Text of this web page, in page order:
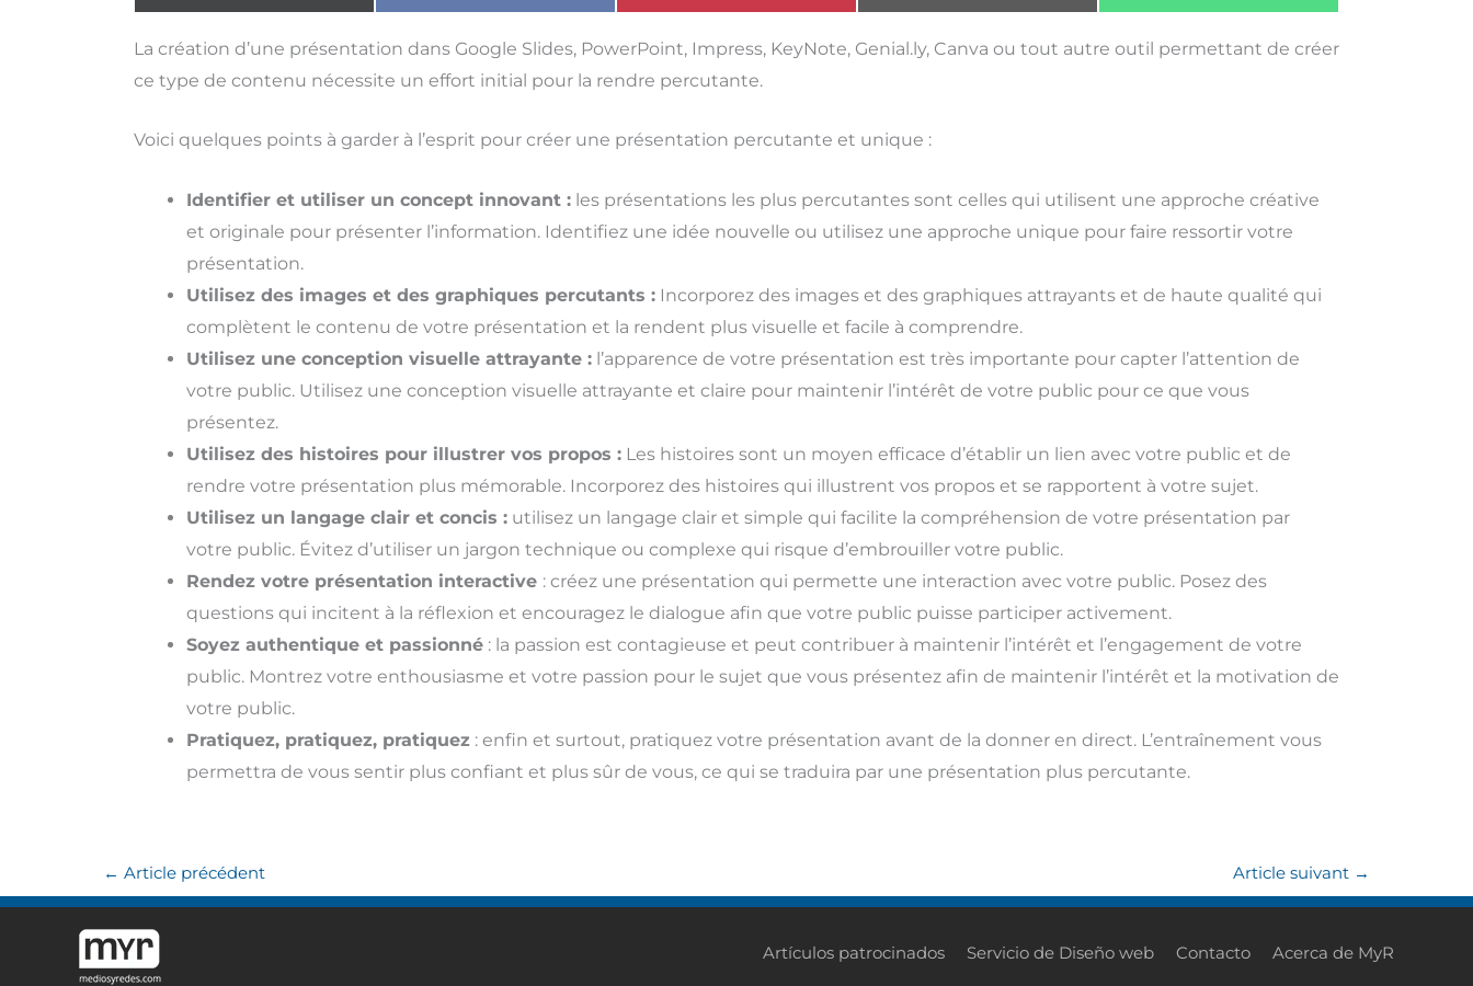
La création d’une présentation dans Google Slides, PowerPoint, Impress, KeyNote, Genial.ly, Canva ou tout autre outil permettant de créer
ce type de contenu nécessite un effort initial pour la rendre percutante.
Voici quelques points à garder à l’esprit pour créer une présentation percutante et unique :
Identifier et utiliser un concept innovant : les présentations les plus percutantes sont celles qui utilisent une approche créative
et originale pour présenter l’information. Identifiez une idée nouvelle ou utilisez une approche unique pour faire ressortir votre
présentation.
Utilisez des images et des graphiques percutants : Incorporez des images et des graphiques attrayants et de haute qualité qui
complètent le contenu de votre présentation et la rendent plus visuelle et facile à comprendre.
Utilisez une conception visuelle attrayante : l’apparence de votre présentation est très importante pour capter l’attention de
votre public. Utilisez une conception visuelle attrayante et claire pour maintenir l’intérêt de votre public pour ce que vous
présentez.
Utilisez des histoires pour illustrer vos propos : Les histoires sont un moyen efficace d’établir un lien avec votre public et de
rendre votre présentation plus mémorable. Incorporez des histoires qui illustrent vos propos et se rapportent à votre sujet.
Utilisez un langage clair et concis : utilisez un langage clair et simple qui facilite la compréhension de votre présentation par
votre public. Évitez d’utiliser un jargon technique ou complexe qui risque d’embrouiller votre public.
Rendez votre présentation interactive : créez une présentation qui permette une interaction avec votre public. Posez des
questions qui incitent à la réflexion et encouragez le dialogue afin que votre public puisse participer activement.
Soyez authentique et passionné : la passion est contagieuse et peut contribuer à maintenir l’intérêt et l’engagement de votre
public. Montrez votre enthousiasme et votre passion pour le sujet que vous présentez afin de maintenir l’intérêt et la motivation de
votre public.
Pratiquez, pratiquez, pratiquez : enfin et surtout, pratiquez votre présentation avant de la donner en direct. L’entraînement vous
permettra de vous sentir plus confiant et plus sûr de vous, ce qui se traduira par une présentation plus percutante.
← Article précédent Article suivant →
Artículos patrocinados Servicio de Diseño web Contacto Acerca de MyR